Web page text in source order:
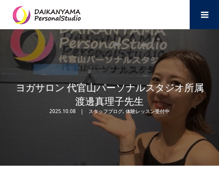
ヨガサロン 代官山パーソナルスタジオ所属
渡邊真理子先生
2025.10.08 スタッフブログ, 体験レッスン受付中